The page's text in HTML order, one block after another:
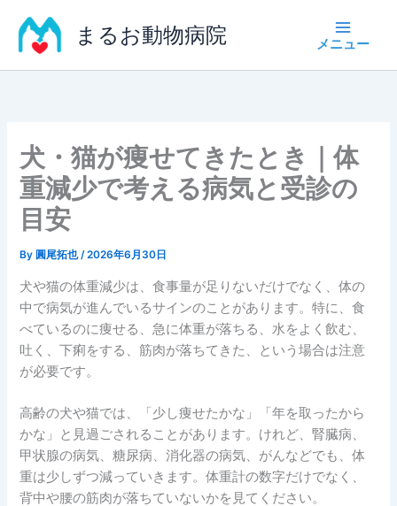
ス
まるお動物病院
犬・猫が痩せてきたとき｜体
重減少で考える病気と受診の
目安
By 圓尾拓也/2026年6月30日
犬や猫の体重減少は、食事量が足りないだけでなく、体の
中で病気が進んでいるサインのことがあります。特に、食
べているのに痩せる、急に体重が落ちる、水をよく飲む、
吐く、下痢をする、筋肉が落ちてきた、という場合は注意
が必要です。
高齢の犬や猫では、「少し痩せたかな」「年を取ったから
かな」と見過ごされることがあります。けれど、腎臓病、
甲状腺の病気、糖尿病、消化器の病気、がんなどでも、体
重は少しずつ減っていきます。体重計の数字だけでなく、
背中や腰の筋肉が落ちていないかを見てください。